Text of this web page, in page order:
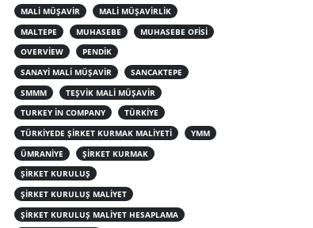
MALI MÜŞAVIR
MALI MÜŞAVIRLIK
MALTEPE
MUHASEBE
MUHASEBE OFISI
OVERVIEW
PENDIK
SANAYI MALI MÜŞAVIR
SANCAKTEPE
SMMM
TEŞVIK MALI MÜŞAVIR
TURKEY IN COMPANY
TÜRKIYE
TÜRKIYEDE ŞIRKET KURMAK MALIYETI
YMM
ÜMRANIYE
ŞIRKET KURMAK
ŞIRKET KURULUŞ
ŞIRKET KURULUŞ MALIYET
ŞIRKET KURULUŞ MALIYET HESAPLAMA